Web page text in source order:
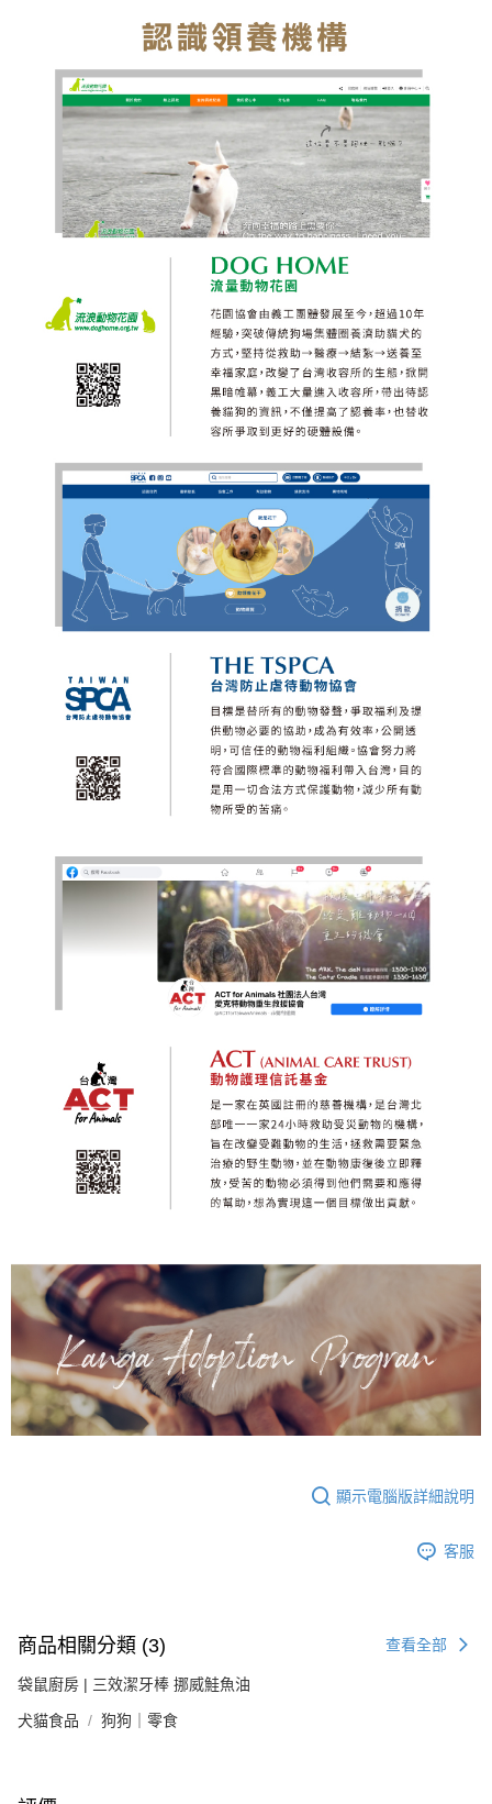
顯示電腦版詳細說明
客服
商品相關分類 (3) 查看全部
袋鼠廚房 | 三效潔牙棒 挪威鮭魚油
犬貓食品 狗狗｜零食